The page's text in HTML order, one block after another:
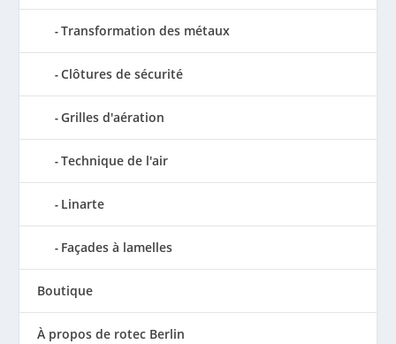
Transformation des métaux
Clôtures de sécurité
Grilles d'aération
Technique de l'air
Linarte
Façades à lamelles
Boutique
À propos de rotec Berlin